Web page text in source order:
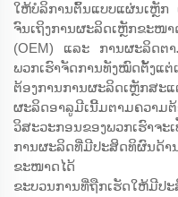
ໃຫ້ບໍລິການຕົ້ນແບບແຜ່ນເຫຼັກ
ຈົນເຖິງການຜະລິດເຫຼັກຂະໜ
(OEM) ແລະ ການຜະລິດຕ
ພວກເຮົາຈັດການທັງໝົດຕັ້ງ
ຕ້ອງການການຜະລິດເຫຼັກສ
ຜະລິດອາລູມີເນີ້ມຕາມຄວາມ
ວິສະວະກອນຂອງພວກເຮົາຈະ
ການຜະລິດທີ່ມີປະສິດທິຜົນ
ຂະໜາດໄດ້
ຂະບວນການທີ່ຖືກເຮັດໃຫ້ມີ